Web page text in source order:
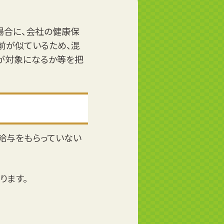
に、会社の健康保
が似ているため、混
対象になるか等を把
与をもらっていない
す。